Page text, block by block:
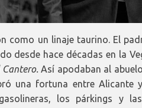
como un linaje taurino. El
desde hace décadas en la
Cantero. Así apodaban al
una fortuna entre Alicante
los párkings y